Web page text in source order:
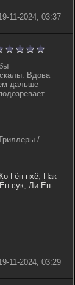
11-2024, 03:37
Вдова
дальше
/ .
Ко Гён-пхё, Пак
сук, Ли Ён-
11-2024, 03:29